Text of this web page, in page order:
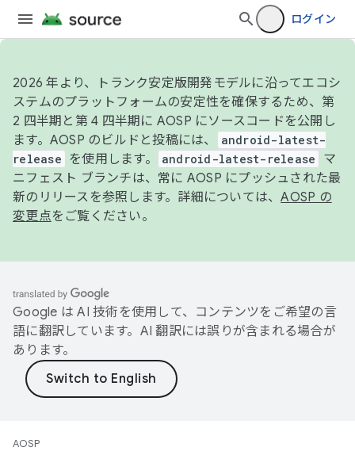
ログイン
2026 年より、トランク安定版開発モデルに沿ってエコシ
ステムのプラットフォームの安定性を確保するため、第
2 四半期と第 4 四半期に AOSP にソースコードを公開し
ます。AOSP のビルドと投稿には、
android-latest-
release
を使用します。 android-latest-release
マ
ニフェスト ブランチは、常に AOSP にプッシュされた最
新のリリースを参照します。詳細については、AOSP の
変更点をご覧ください。
Google は AI 技術を使用して、コンテンツをご希望の言
語に翻訳しています。AI 翻訳には誤りが含まれる場合が
あります。
AOSP